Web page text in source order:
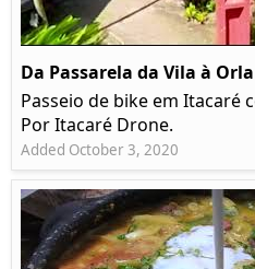
Da Passarela da Vila à
Passeio de bike em Itacaré
Por Itacaré Drone.
Added October 3, 2020